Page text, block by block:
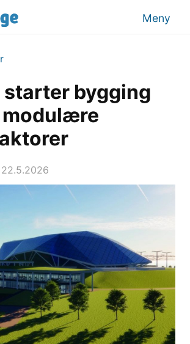
Meny
starter bygging
modulære
22.5.2026